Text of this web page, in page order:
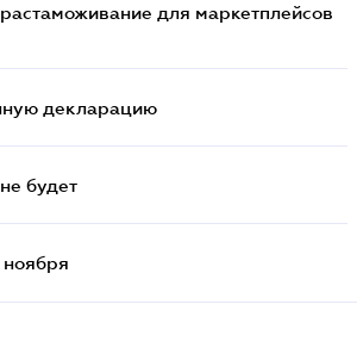
для маркетплейсов
декларацию
будет
ноября